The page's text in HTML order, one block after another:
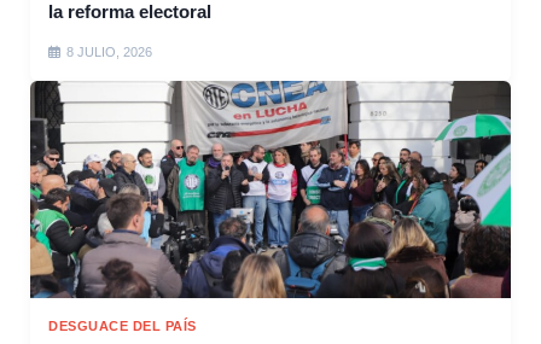
la reforma electoral
8 JULIO, 2026
DESGUACE DEL PAÍS